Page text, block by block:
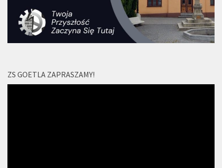
ZS GOETLA ZAPRASZAMY!